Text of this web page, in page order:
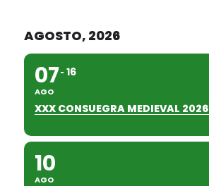
AGOSTO, 2026
07
AGO
16
XXX CONSUEGRA MEDIEVAL 2026
10
AGO